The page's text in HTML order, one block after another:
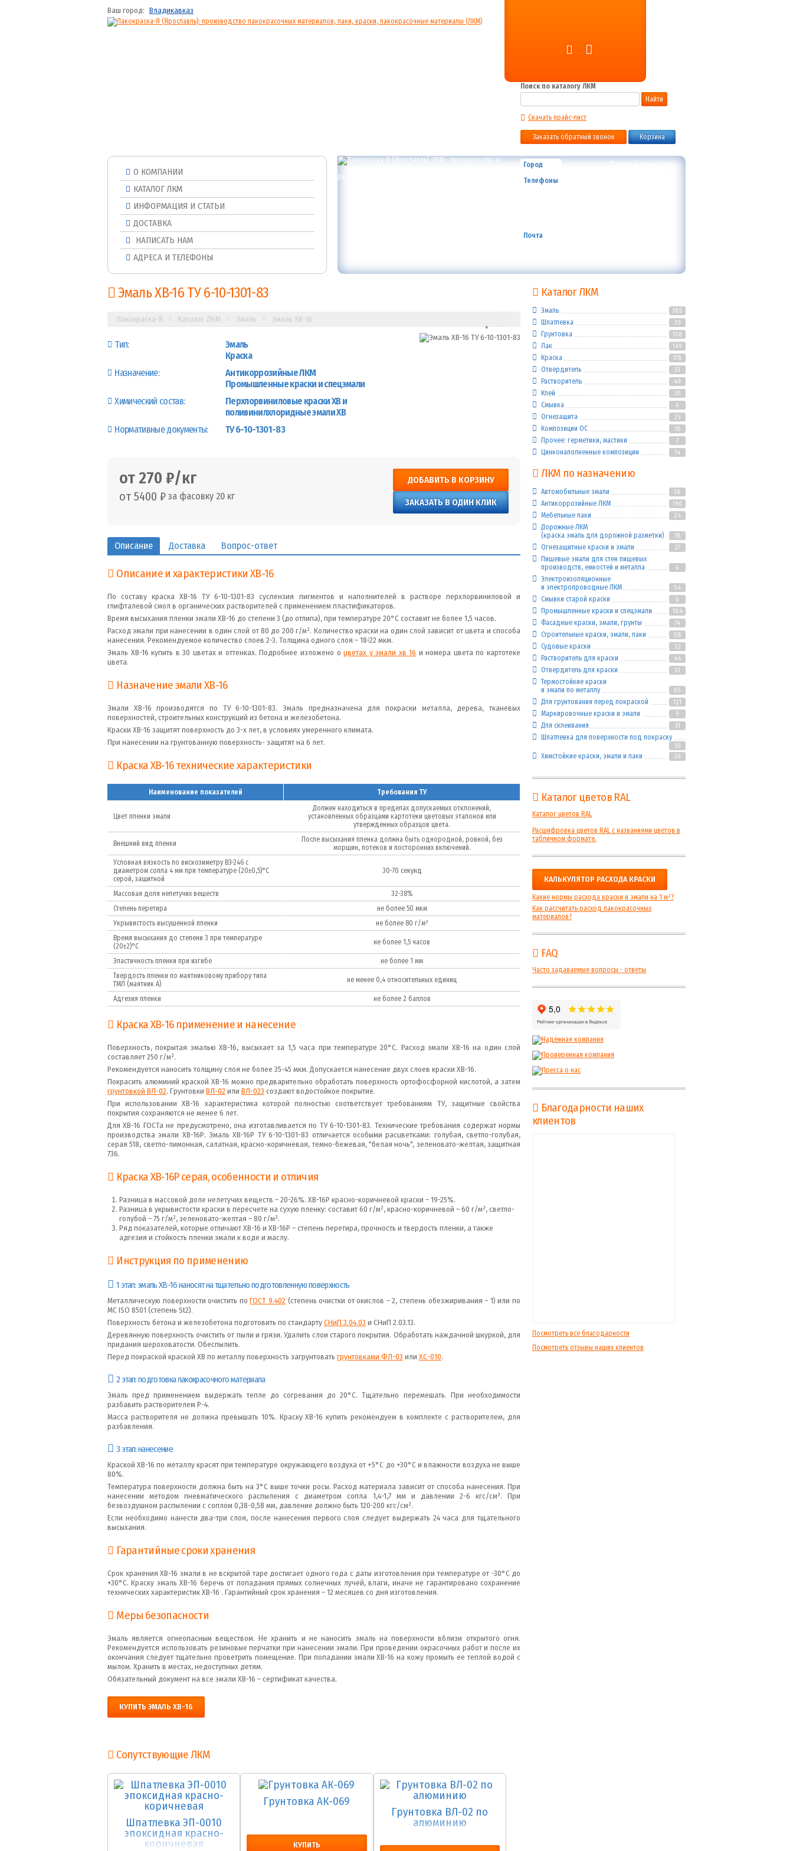
Ваш город: Владикавказ
Поиск по каталогу ЛКМ
Найти
Скачать прайс-лист
Заказать обратный звонок Корзина
О КОМПАНИИ
КАТАЛОГ ЛКМ
ИНФОРМАЦИЯ И СТАТЬИ
ДОСТАВКА
НАПИСАТЬ НАМ
АДРЕСА И ТЕЛЕФОНЫ
Город Владикавказ
Телефоны
Почта
Эмаль ХВ-16 ТУ 6-10-1301-83
Лакокраска-Я Каталог ЛКМ Эмаль Эмаль ХВ-16
Тип:
Эмаль
Краска
Назначение:
Антикоррозийные ЛКМ
Промышленные краски и спецэмали
Химический состав:
Перхлорвиниловые краски ХВ и
поливинилхлоридные эмали ХВ
Нормативные документы:
ТУ 6-10-1301-83
от 270 ₽/кг
от 5400 ₽ за фасовку 20 кг
ДОБАВИТЬ В КОРЗИНУ
ЗАКАЗАТЬ В ОДИН КЛИК
Описание Доставка Вопрос-ответ
Описание и характеристики ХВ-16
По составу краска ХВ-16 ТУ 6-10-1301-83 суспензия пигментов и наполнителей в растворе перхлорвиниловой и
глифталевой смол в органических растворителей с применением пластификаторов.
Время высыхания пленки эмали ХВ-16 до степени 3 (до отлипа), при температуре 20°C составит не более 1,5 часов.
Расход эмали при нанесении в один слой от 80 до 200 г/м². Количество краски на один слой зависит от цвета и способа
нанесения. Рекомендуемое количество слоев 2-3. Толщина одного слоя – 18÷22 мкм.
Эмаль ХВ-16 купить в 30 цветах и оттенках. Подробнее изложено оцветах у эмали хв 16 и номера цвета по картотеке
цвета.
Назначение эмали ХВ-16
Эмали ХВ-16 производятся по ТУ 6-10-1301-83. Эмаль предназначена для покраски металла, дерева, тканевых
поверхностей, строительных конструкций из бетона и железобетона.
Краски ХВ-16 защитят поверхность до 3-х лет, в условиях умеренного климата.
При нанесении на грунтованную поверхность- защитят на 6 лет.
Краска ХВ-16 технические характеристики
Наименование показателей Требования ТУ
Цвет пленки эмали
Должен находиться в пределах допускаемых отклонений,
установленных образцами картотеки цветовых эталонов или
утвержденных образцов цвета.
Внешний вид пленки
После высыхания пленка должна быть однородной, ровной, без
морщин, потеков и посторонних включений.
Условная вязкость по вискозиметру ВЗ-246 с
диаметром сопла 4 мм при температуре (20±0,5)°С
серой, защитной
30-70 секунд
Массовая доля нелетучих веществ
32-38%
Степень перетира
не более 50 мкм
Укрывистость высушенной пленки
не более 80 г/м²
Время высыхания до степени 3 при температуре
(20±2)°С
не более 1,5 часов
Эластичность пленки при изгибе
не более 1 мм
Твердость пленки по маятниковому прибору типа
ТМЛ (маятник А)
не менее 0,4 относительных единиц
Адгезия пленки не более 2 баллов
Краска ХВ-16 применение и нанесение
Поверхность, покрытая эмалью ХВ-16, высыхает за 1,5 часа при температуре 20°C. Расход эмали ХВ-16 на один слой
составляет 250 г/м².
Рекомендуется наносить толщину слоя не более 35-45 мкм. Допускается нанесение двух слоев краски ХВ-16.
Покрасить алюминий краской ХВ-16 можно предварительно обработать поверхность ортофосфорной кислотой, а затем
грунтовкой ВЛ-02. Грунтовки ВЛ-02или ВЛ-023 создают водостойкое покрытие.
При использовании ХВ-16 характеристика которой полностью соответствует требованиям ТУ, защитные свойства
покрытия сохраняются не менее 6 лет.
Для ХВ-16 ГОСТа не предусмотрено, она изготавливается по ТУ 6-10-1301-83. Технические требования содержат нормы
производства эмали ХВ-16Р. Эмаль ХВ-16Р ТУ 6-10-1301-83 отличается особыми расцветками: голубая, светло-голубая,
серая 518, светло-лимонная, салатная, красно-коричневая, темно-бежевая, "белая ночь", зеленовато-желтая, защитная
736.
Краска ХВ-16Р серая, особенности и отличия
Разница в массовой доле нелетучих веществ – 20-26%. ХВ-16Р красно-коричневой краски – 19-25%.
Разница в укрывистости краски в пересчете на сухую пленку: составит 60 г/м², красно-коричневой – 60 г/м², светло-
голубой – 75 г/м², зеленовато-желтая – 80 г/м².
Ряд показателей, которые отличают ХВ-16 и ХВ-16Р – степень перетира, прочность и твердость пленки, а также
адгезия и стойкость пленки эмали к воде и маслу.
Инструкция по применению
1 этап: эмаль ХВ-16 наносят на тщательно подготовленную поверхность
Металлическую поверхности очистить поГОСТ 9.402(степень очистки от окислов – 2, степень обезжиривания – 1) или по
МС ISO 8501 (степень St2).
Поверхность бетона и железобетона подготовить по стандартуСНиП 3.04.03 и СНиП 2.03.13.
Деревянную поверхность очистить от пыли и грязи. Удалить слои старого покрытия. Обработать наждачной шкуркой, для
придания шероховатости. Обеспылить.
Перед покраской краской ХВ по металлу поверхность загрунтовать грунтовками ФЛ-03 или ХС-010.
2 этап: подготовка лакокрасочного материала
Эмаль пред применением выдержать тепле до согревания до 20°С. Тщательно перемешать. При необходимости
разбавить растворителем Р-4.
Масса растворителя не должна превышать 10%. Краску ХВ-16 купить рекомендуем в комплекте с растворителем, для
разбавления.
3 этап: нанесение
Краской ХВ-16 по металлу красят при температуре окружающего воздуха от +5°С до +30°С и влажности воздуха не выше
80%.
Температура поверхности должна быть на 3°С выше точки росы. Расход материала зависит от способа нанесения. При
нанесении методом пневматического распыления с диаметром сопла 1,4-1,7 мм и давлении 2-6 кгс/см². При
безвоздушном распылении с соплом 0,38-0,58 мм, давление должно быть 120-200 кгс/см².
Если необходимо нанести два-три слоя, после нанесения первого слоя следует выдержать 24 часа для тщательного
высыхания.
Гарантийные сроки хранения
Срок хранения ХВ-16 эмали в не вскрытой таре достигает одного года с даты изготовления при температуре от -30°C до
+30°C. Краску эмаль ХВ-16 беречь от попадания прямых солнечных лучей, влаги, иначе не гарантировано сохранение
технических характеристик ХВ-16 . Гарантийный срок хранения – 12 месяцев со дня изготовления.
Меры безопасности
Эмаль является огнеопасным веществом. Не хранить и не наносить эмаль на поверхности вблизи открытого огня.
Рекомендуется использовать резиновые перчатки при нанесении эмали. При проведении окрасочных работ и после их
окончания следует тщательно проветрить помещение. При попадании эмали ХВ-16 на кожу промыть ее теплой водой с
мылом. Хранить в местах, недоступных детям.
Обязательный документ на все эмали ХВ-16 – сертификат качества.
КУПИТЬ ЭМАЛЬ ХВ-16
Сопутствующие ЛКМ
Шпатлевка ЭП-0010
эпоксидная красно-
коричневая
Грунтовка АК-069
КУПИТЬ
Грунтовка ВЛ-02 по
алюминию
Каталог ЛКМ
Эмаль 385
Шпатлевка 30
Грунтовка 158
Лак 149
Краска 178
Отвердитель 33
Растворитель 49
Клей 30
Смывка 6
Огнезащита 25
Композиции ОС 18
Прочее: герметики, мастики 7
Цинконаполненные композиции 14
ЛКМ по назначению
Автомобильные эмали 38
Антикоррозийные ЛКМ 190
Мебельные лаки 24
Дорожные ЛКМ
(краска эмаль для дорожной разметки)
18
Огнезащитные краски и эмали 27
Пищевые эмали для стен пищевых
производств, емкостей и металла
6
Электроизоляционные
и электропроводные ЛКМ
54
Смывки старой краски 6
Промышленные краски и спецэмали 184
Фасадные краски, эмали, грунты 74
Строительные краски, эмали, лаки 58
Судовые краски 32
Растворитель для краски 44
Отвердитель для краски 33
Термостойкие краски
и эмали по металлу
65
Для грунтования перед покраской 121
Маркировочные краски и эмали 9
Для склеивания 31
Шпатлевка для поверхности под покраску
30
Химстойкие краски, эмали и лаки 26
Каталог цветов RAL
Каталог цветов RAL
Расшифровка цветов RAL с названиями цветов в
табличном формате.
КАЛЬКУЛЯТОР РАСХОДА КРАСКИ
Какие нормы расхода краски и эмали на 1 м²?
Как рассчитать расход лакокрасочных
материалов?
FAQ
Часто задаваемые вопросы - ответы
Благодарности наших
клиентов
Посмотреть все благодарности
Посмотреть отзывы наших клиентов